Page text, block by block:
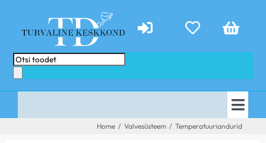
content
Products
search
Home / Valvesüsteem / Temperatuuriandurid